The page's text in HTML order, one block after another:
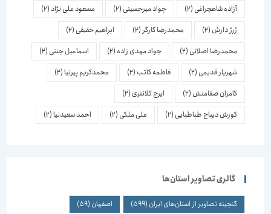
آزاده شاهچراغی(2) جواد میرحسینی(2) مسعود علی نژاد (2)
ژرژ دارش(2) محمدرضا کارگر(2) ابراهیم حقیقی(2)
محمدرضا اصلانی(2) جواد مهدی زاده(2) اسماعیل جنتی(2)
شهریار قدیمی(2) فاطمه کاتب(2) محمدکریم پیرنیا(2)
کامران صفامنش(2) ایرج کلانتری(2)
کورش دیباج طباطبایی(2) علی ملکی(2) احمد سعیدنیا(2)
گالری تصاویر استان‌ها
گنجینه تصاویر از استان‌های ایران(599) اصفهان(59)